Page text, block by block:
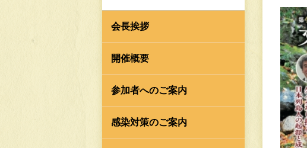
会長挨拶
開催概要
参加者へのご案内
感染対策のご案内